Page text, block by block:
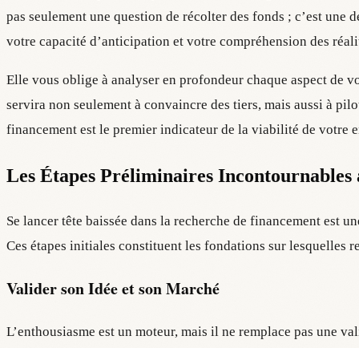
pas seulement une question de récolter des fonds ; c’est
votre capacité d’anticipation et votre compréhension des
Elle vous oblige à analyser en profondeur chaque aspect de
servira non seulement à convaincre des tiers, mais aussi à
financement est le premier indicateur de la viabilité de votre
Les Étapes Préliminaires Incontournables
Se lancer tête baissée dans la recherche de financement est
Ces étapes initiales constituent les fondations sur lesquelles
Valider son Idée et son Marché
L’enthousiasme est un moteur, mais il ne remplace pas une